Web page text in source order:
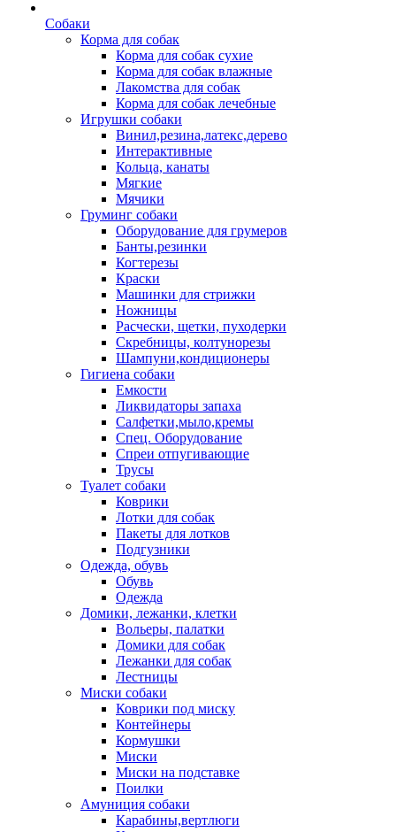
Собаки
Корма для собак
Корма для собак сухие
Корма для собак влажные
Лакомства для собак
Корма для собак лечебные
Игрушки собаки
Винил,резина,латекс,дерево
Интерактивные
Кольца, канаты
Мягкие
Мячики
Груминг собаки
Оборудование для грумеров
Банты,резинки
Когтерезы
Краски
Машинки для стрижки
Ножницы
Расчески, щетки, пуходерки
Скребницы, колтунорезы
Шампуни,кондиционеры
Гигиена собаки
Емкости
Ликвидаторы запаха
Салфетки,мыло,кремы
Спец. Оборудование
Спреи отпугивающие
Трусы
Туалет собаки
Коврики
Лотки для собак
Пакеты для лотков
Подгузники
Одежда, обувь
Обувь
Одежда
Домики, лежанки, клетки
Вольеры, палатки
Домики для собак
Лежанки для собак
Лестницы
Миски собаки
Коврики под миску
Контейнеры
Кормушки
Миски
Миски на подставке
Поилки
Амуниция собаки
Карабины,вертлюги